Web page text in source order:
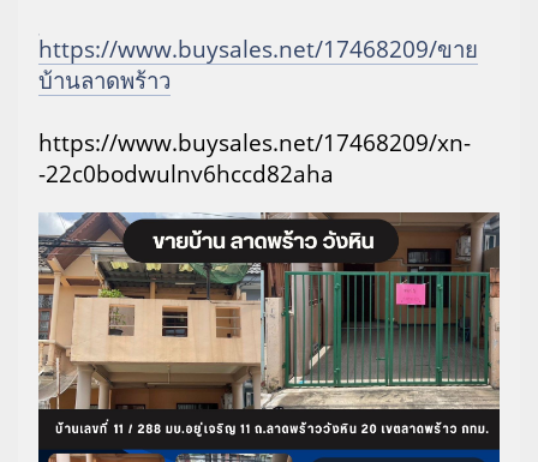
้https://www.buysales.net/17468209/ขาย
บ้านลาดพร้าว
https://www.buysales.net/17468209/xn-
-22c0bodwulnv6hccd82aha